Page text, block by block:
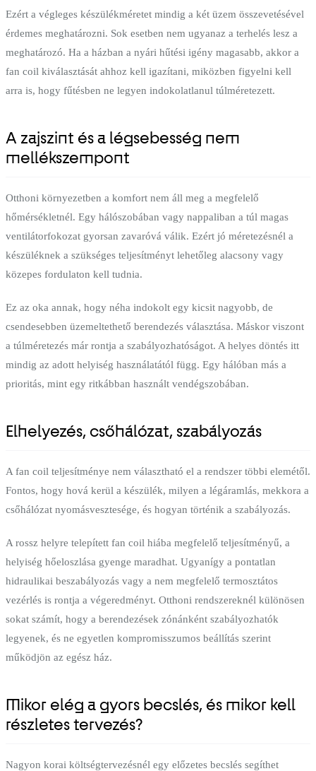
Ezért a végleges készülékméretet mindig a két üzem összevetésével
érdemes meghatározni. Sok esetben nem ugyanaz a terhelés lesz a
meghatározó. Ha a házban a nyári hűtési igény magasabb, akkor a
fan coil kiválasztását ahhoz kell igazítani, miközben figyelni kell
arra is, hogy fűtésben ne legyen indokolatlanul túlméretezett.
A zajszint és a légsebesség nem
mellékszempont
Otthoni környezetben a komfort nem áll meg a megfelelő
hőmérsékletnél. Egy hálószobában vagy nappaliban a túl magas
ventilátorfokozat gyorsan zavaróvá válik. Ezért jó méretezésnél a
készüléknek a szükséges teljesítményt lehetőleg alacsony vagy
közepes fordulaton kell tudnia.
Ez az oka annak, hogy néha indokolt egy kicsit nagyobb, de
csendesebben üzemeltethető berendezés választása. Máskor viszont
a túlméretezés már rontja a szabályozhatóságot. A helyes döntés itt
mindig az adott helyiség használatától függ. Egy hálóban más a
prioritás, mint egy ritkábban használt vendégszobában.
Elhelyezés, csőhálózat, szabályozás
A fan coil teljesítménye nem választható el a rendszer többi elemétől.
Fontos, hogy hová kerül a készülék, milyen a légáramlás, mekkora a
csőhálózat nyomásvesztesége, és hogyan történik a szabályozás.
A rossz helyre telepített fan coil hiába megfelelő teljesítményű, a
helyiség hőeloszlása gyenge maradhat. Ugyanígy a pontatlan
hidraulikai beszabályozás vagy a nem megfelelő termosztátos
vezérlés is rontja a végeredményt. Otthoni rendszereknél különösen
sokat számít, hogy a berendezések zónánként szabályozhatók
legyenek, és ne egyetlen kompromisszumos beállítás szerint
működjön az egész ház.
Mikor elég a gyors becslés, és mikor kell
részletes tervezés?
Nagyon korai költségtervezésnél egy előzetes becslés segíthet